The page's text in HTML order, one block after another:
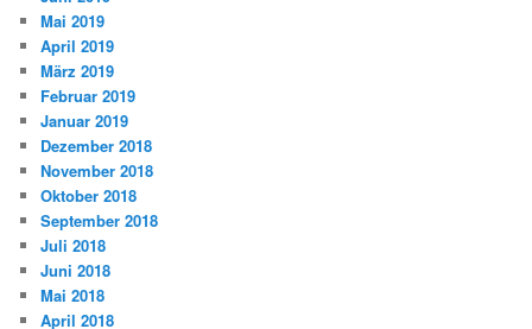
Mai 2019
April 2019
März 2019
Februar 2019
Januar 2019
Dezember 2018
November 2018
Oktober 2018
September 2018
Juli 2018
Juni 2018
Mai 2018
April 2018